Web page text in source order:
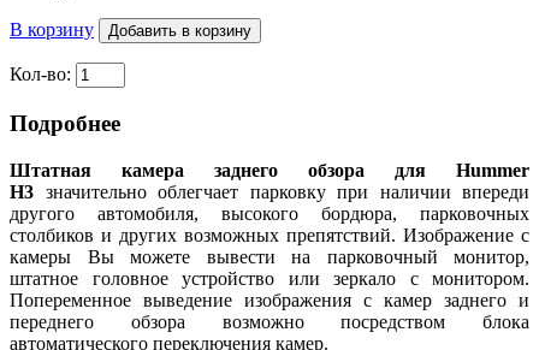
В корзину
Кол-во:
Подробнее
Штатная камера заднего обзора для Hummer
H3 значительно облегчает парковку при наличии впереди
другого автомобиля, высокого бордюра, парковочных
столбиков и других возможных препятствий. Изображение с
камеры Вы можете вывести на парковочный монитор,
штатное головное устройство или зеркало с монитором.
Попеременное выведение изображения с камер заднего и
переднего обзора возможно посредством блока
автоматического переключения камер.